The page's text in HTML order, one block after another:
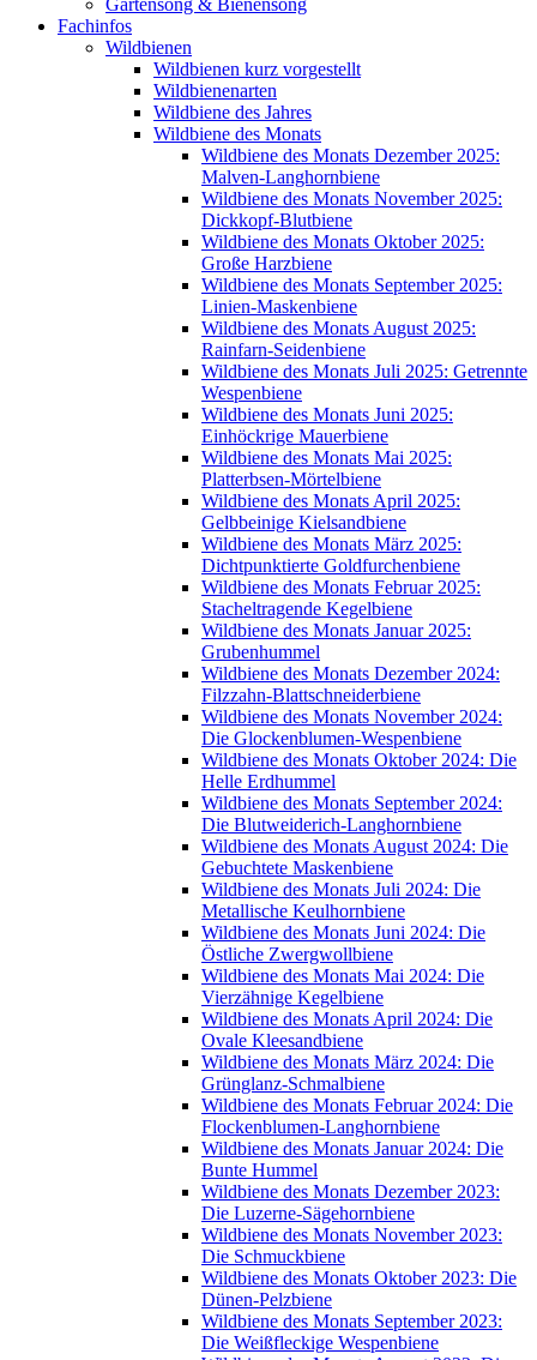
Gartensong & Bienensong
Fachinfos
Wildbienen
Wildbienen kurz vorgestellt
Wildbienenarten
Wildbiene des Jahres
Wildbiene des Monats
Wildbiene des Monats Dezember 2025:
Malven-Langhornbiene
Wildbiene des Monats November 2025:
Dickkopf-Blutbiene
Wildbiene des Monats Oktober 2025:
Große Harzbiene
Wildbiene des Monats September 2025:
Linien-Maskenbiene
Wildbiene des Monats August 2025:
Rainfarn-Seidenbiene
Wildbiene des Monats Juli 2025: Getrennte
Wespenbiene
Wildbiene des Monats Juni 2025:
Einhöckrige Mauerbiene
Wildbiene des Monats Mai 2025:
Platterbsen-Mörtelbiene
Wildbiene des Monats April 2025:
Gelbbeinige Kielsandbiene
Wildbiene des Monats März 2025:
Dichtpunktierte Goldfurchenbiene
Wildbiene des Monats Februar 2025:
Stacheltragende Kegelbiene
Wildbiene des Monats Januar 2025:
Grubenhummel
Wildbiene des Monats Dezember 2024:
Filzzahn-Blattschneiderbiene
Wildbiene des Monats November 2024:
Die Glockenblumen-Wespenbiene
Wildbiene des Monats Oktober 2024: Die
Helle Erdhummel
Wildbiene des Monats September 2024:
Die Blutweiderich-Langhornbiene
Wildbiene des Monats August 2024: Die
Gebuchtete Maskenbiene
Wildbiene des Monats Juli 2024: Die
Metallische Keulhornbiene
Wildbiene des Monats Juni 2024: Die
Östliche Zwergwollbiene
Wildbiene des Monats Mai 2024: Die
Vierzähnige Kegelbiene
Wildbiene des Monats April 2024: Die
Ovale Kleesandbiene
Wildbiene des Monats März 2024: Die
Grünglanz-Schmalbiene
Wildbiene des Monats Februar 2024: Die
Flockenblumen-Langhornbiene
Wildbiene des Monats Januar 2024: Die
Bunte Hummel
Wildbiene des Monats Dezember 2023:
Die Luzerne-Sägehornbiene
Wildbiene des Monats November 2023:
Die Schmuckbiene
Wildbiene des Monats Oktober 2023: Die
Dünen-Pelzbiene
Wildbiene des Monats September 2023:
Die Weißfleckige Wespenbiene